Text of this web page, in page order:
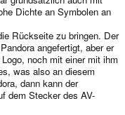
Dichte an Symbolen an
Rückseite zu bringen. Der
angefertigt, aber er
noch mit einer mit ihm
was also an diesem
dann kann der
dem Stecker des AV-